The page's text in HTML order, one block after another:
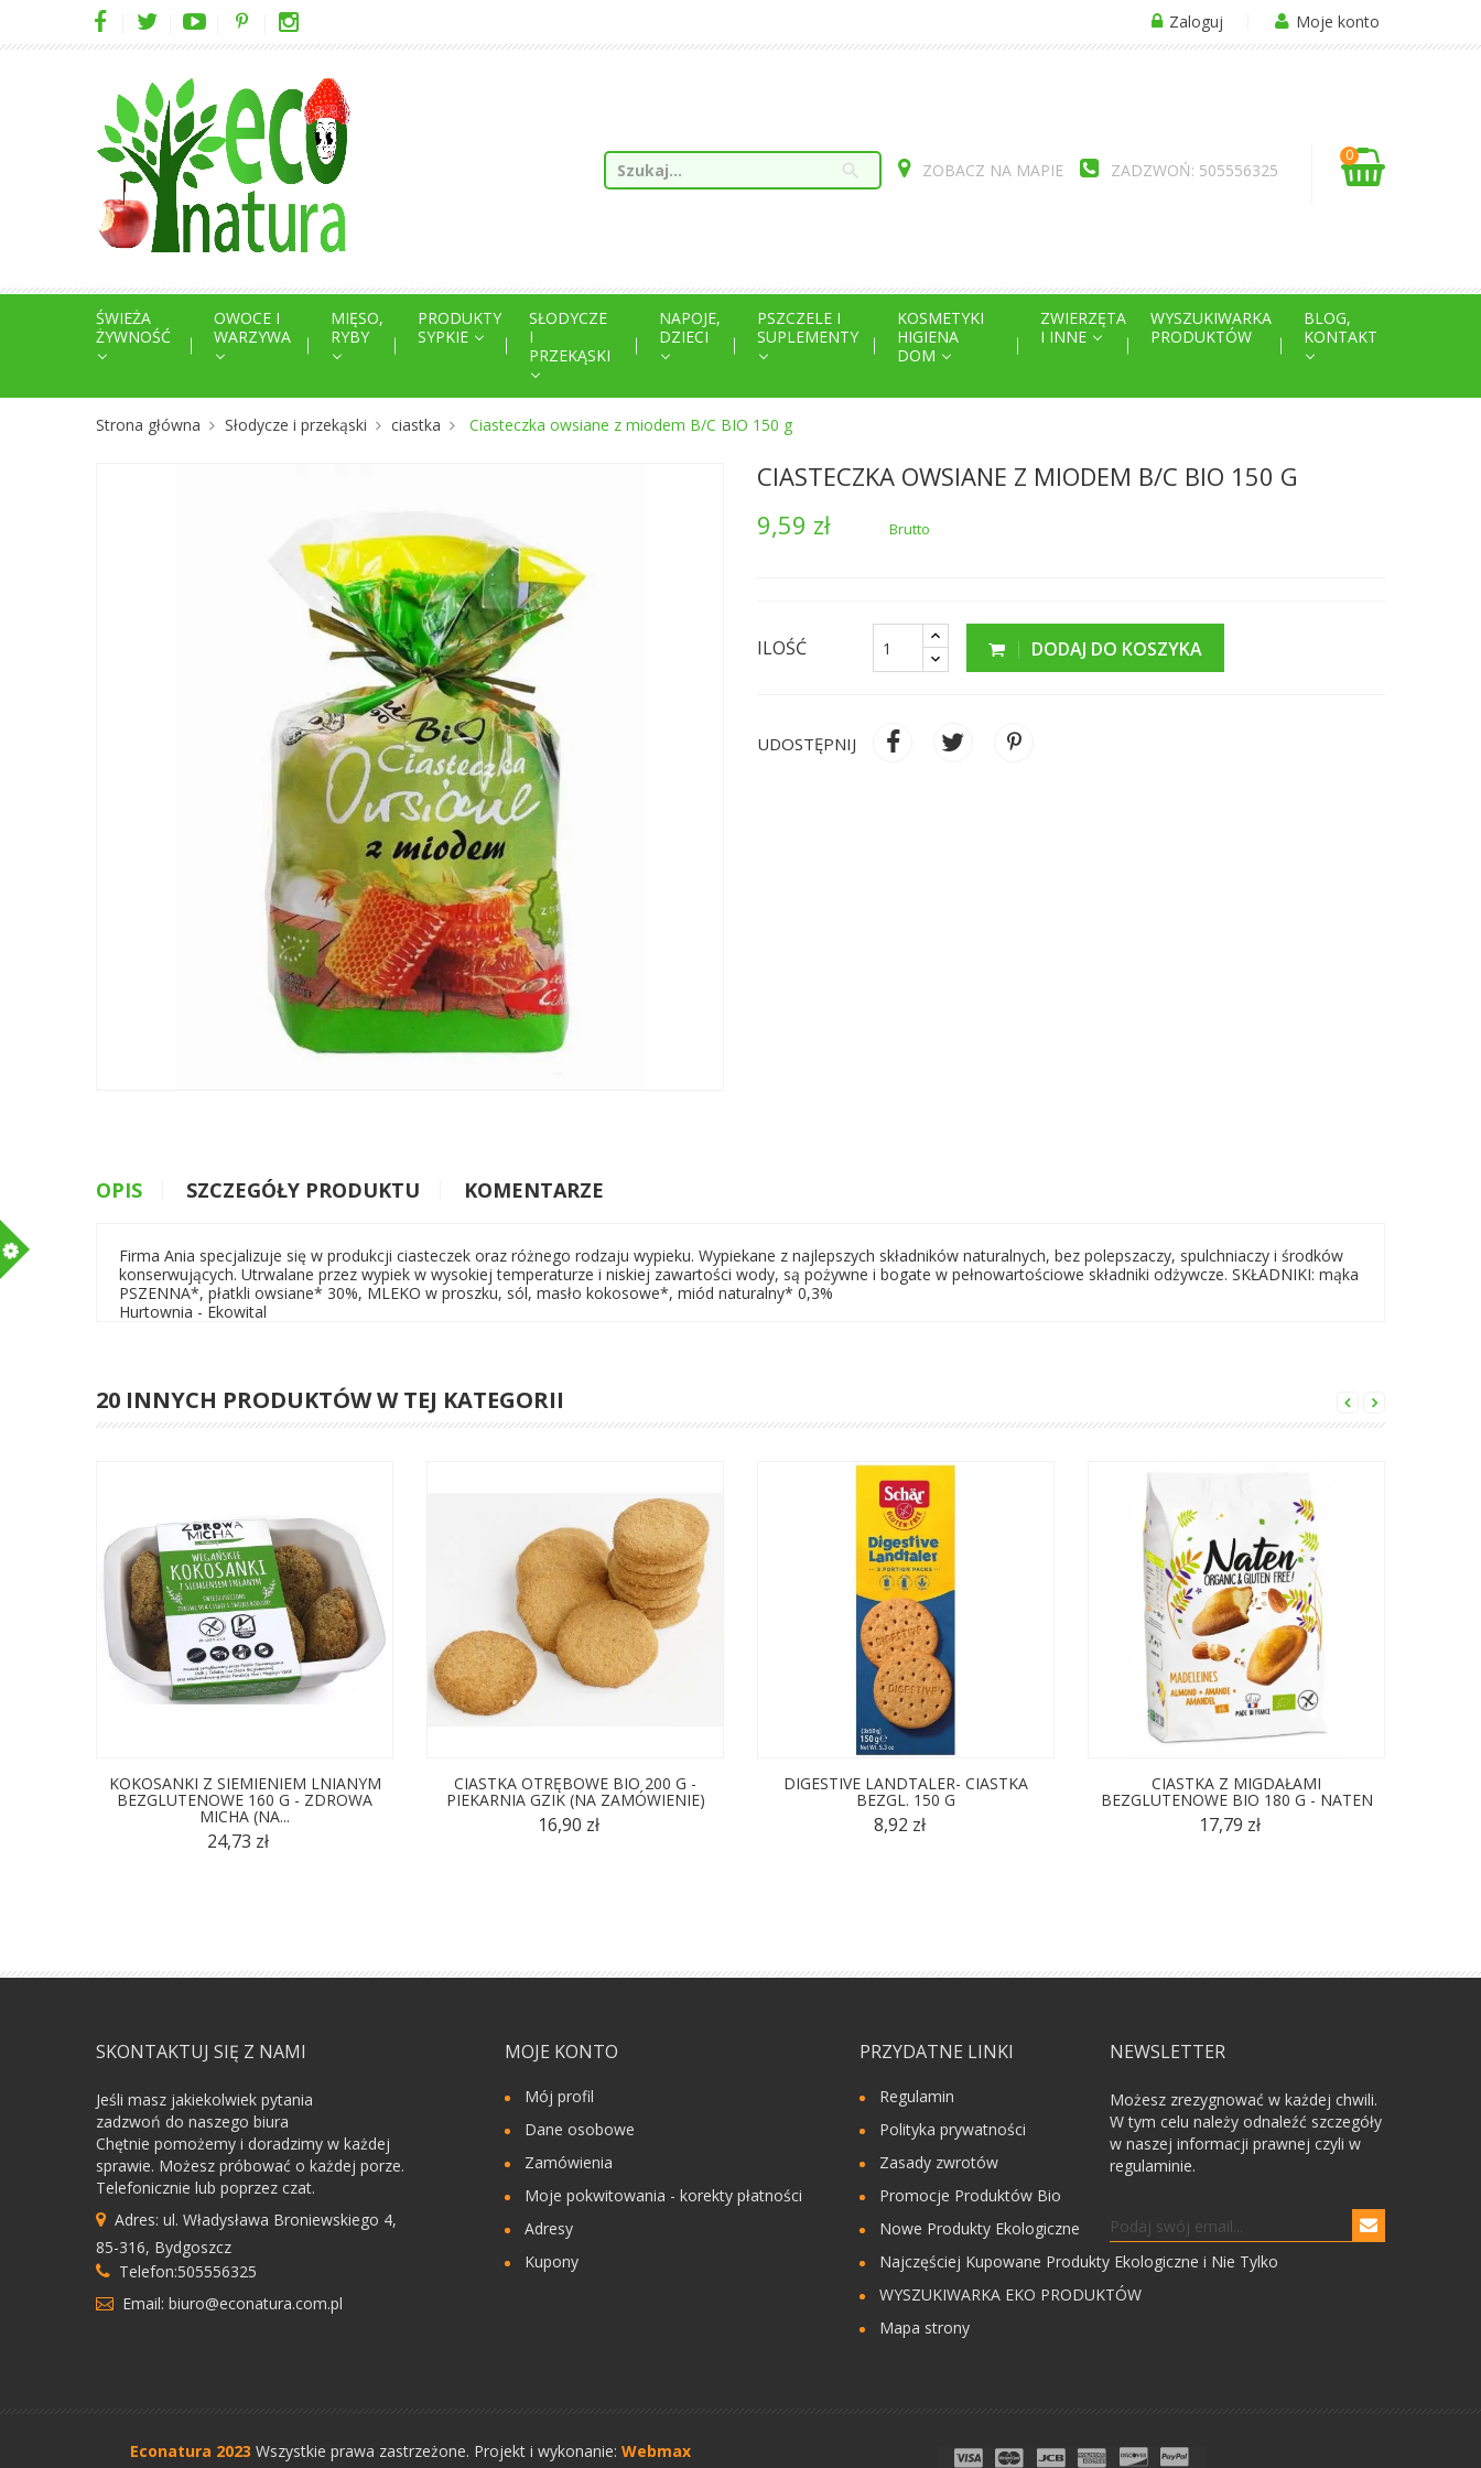
Zaloguj Moje konto
search ZOBACZ NA MAPIE ZADZWOŃ: 505556325
0
ŚWIEŻA
ŻYWNOŚĆ
OWOCE I
WARZYWA
MIĘSO,
RYBY
PRODUKTY
SYPKIE
SŁODYCZE
I
PRZEKĄSKI
NAPOJE,
DZIECI
PSZCZELE I
SUPLEMENTY
KOSMETYKI
HIGIENA
DOM
ZWIERZĘTA
I INNE
WYSZUKIWARKA
PRODUKTÓW
BLOG,
KONTAKT
Strona główna Słodycze i przekąski ciastka Ciasteczka owsiane z miodem B/C BIO 150 g
CIASTECZKA OWSIANE Z MIODEM B/C BIO 150 G
9,59 zł
Brutto
ILOŚĆ DODAJ DO KOSZYKA
UDOSTĘPNIJ
OPIS SZCZEGÓŁY PRODUKTU KOMENTARZE
Firma Ania specjalizuje się w produkcji ciasteczek oraz różnego rodzaju wypieku. Wypiekane z najlepszych składników naturalnych, bez polepszaczy, spulchniaczy i środków
konserwujących. Utrwalane przez wypiek w wysokiej temperaturze i niskiej zawartości wody, są pożywne i bogate w pełnowartościowe składniki odżywcze. SKŁADNIKI: mąka
PSZENNA*, płatkli owsiane* 30%, MLEKO w proszku, sól, masło kokosowe*, miód naturalny* 0,3%
Hurtownia - Ekowital
20 INNYCH PRODUKTÓW W TEJ KATEGORII
KOKOSANKI Z SIEMIENIEM LNIANYM
BEZGLUTENOWE 160 G - ZDROWA
MICHA (NA...
24,73 zł
CIASTKA OTRĘBOWE BIO 200 G -
PIEKARNIA GZIK (NA ZAMÓWIENIE)
16,90 zł
DIGESTIVE LANDTALER- CIASTKA
BEZGL. 150 G
8,92 zł
CIASTKA Z MIGDAŁAMI
BEZGLUTENOWE BIO 180 G - NATEN
17,79 zł
SKONTAKTUJ SIĘ Z NAMI
Jeśli masz jakiekolwiek pytania
zadzwoń do naszego biura
Chętnie pomożemy i doradzimy w każdej
sprawie. Możesz próbować o każdej porze.
Telefonicznie lub poprzez czat.
Adres: ul. Władysława Broniewskiego 4,
85-316, Bydgoszcz
Telefon:505556325
Email: biuro@econatura.com.pl
MOJE KONTO
Mój profil
Dane osobowe
Zamówienia
Moje pokwitowania - korekty płatności
Adresy
Kupony
PRZYDATNE LINKI
Regulamin
Polityka prywatności
Zasady zwrotów
Promocje Produktów Bio
Nowe Produkty Ekologiczne
Najczęściej Kupowane Produkty Ekologiczne i Nie Tylko
WYSZUKIWARKA EKO PRODUKTÓW
Mapa strony
NEWSLETTER
Możesz zrezygnować w każdej chwili.
W tym celu należy odnaleźć szczegóły
w naszej informacji prawnej czyli w
regulaminie.
Econatura 2023 Wszystkie prawa zastrzeżone. Projekt i wykonanie: Webmax